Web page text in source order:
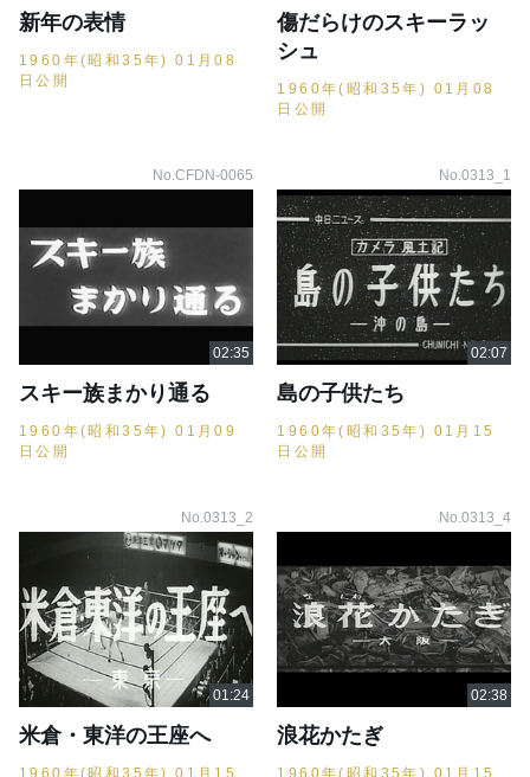
新年の表情
1960年(昭和35年) 01月08
日公開
傷だらけのスキーラッ
シュ
1960年(昭和35年) 01月08
日公開
No.CFDN-0065
スキー族まかり通る
1960年(昭和35年) 01月09
日公開
No.0313_1
島の子供たち
1960年(昭和35年) 01月15
日公開
No.0313_2
米倉・東洋の王座へ
1960年(昭和35年) 01月15
No.0313_4
浪花かたぎ
1960年(昭和35年) 01月15